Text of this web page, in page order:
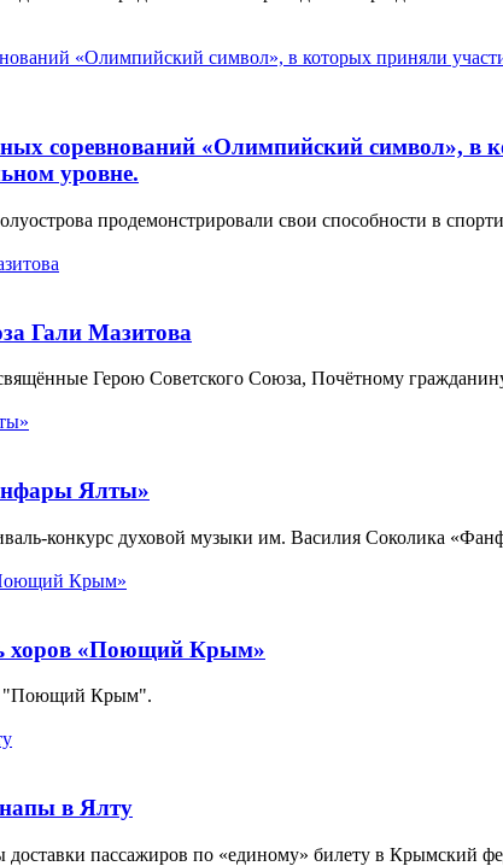
соревнований «Олимпийский символ», в
уровне.
продемонстрировали свои способности в
Гали Мазитова
Герою Советского Союза, Почётному
Ялты»
конкурс духовой музыки им. Василия Соколика
хоров «Поющий Крым»
"Поющий Крым".
в Ялту
доставки пассажиров по «единому» билету в Крымский